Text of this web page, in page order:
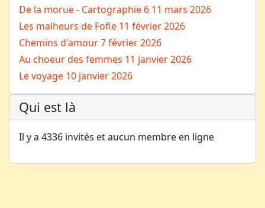
De la morue - Cartographie 6 11 mars 2026
Les malheurs de Fofie 11 février 2026
Chemins d'amour7 février 2026
Au choeur des femmes 11 janvier 2026
Le voyage 10 janvier 2026
Qui est là
Il y a 4336 invités et aucun membre en ligne